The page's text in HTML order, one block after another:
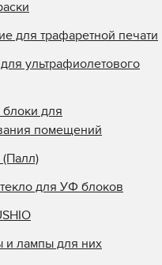
для трафаретной печати
ультрафиолетового
для
помещений
для УФ блоков
и лампы для них